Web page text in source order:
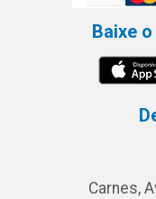
Baixe
Carnes,